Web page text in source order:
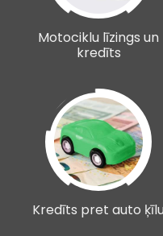
Motociklu līzings un
kredīts
Kredīts pret auto ķīlu